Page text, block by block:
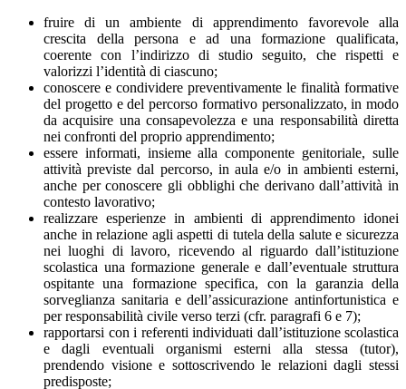
fruire di un ambiente di apprendimento favorevole alla
crescita della persona e ad una formazione qualificata,
coerente con l’indirizzo di studio seguito, che rispetti e
valorizzi l’identità di ciascuno;
conoscere e condividere preventivamente le finalità formative
del progetto e del percorso formativo personalizzato, in modo
da acquisire una consapevolezza e una responsabilità diretta
nei confronti del proprio apprendimento;
essere informati, insieme alla componente genitoriale, sulle
attività previste dal percorso, in aula e/o in ambienti esterni,
anche per conoscere gli obblighi che derivano dall’attività in
contesto lavorativo;
realizzare esperienze in ambienti di apprendimento idonei
anche in relazione agli aspetti di tutela della salute e sicurezza
nei luoghi di lavoro, ricevendo al riguardo dall’istituzione
scolastica una formazione generale e dall’eventuale struttura
ospitante una formazione specifica, con la garanzia della
sorveglianza sanitaria e dell’assicurazione antinfortunistica e
per responsabilità civile verso terzi (cfr. paragrafi 6 e 7);
rapportarsi con i referenti individuati dall’istituzione scolastica
e dagli eventuali organismi esterni alla stessa (tutor),
prendendo visione e sottoscrivendo le relazioni dagli stessi
predisposte;